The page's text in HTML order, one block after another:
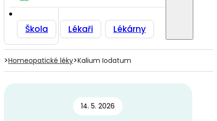
Škola Lékaři Lékárny
>Homeopatické léky>Kalium Iodatum
14. 5. 2026